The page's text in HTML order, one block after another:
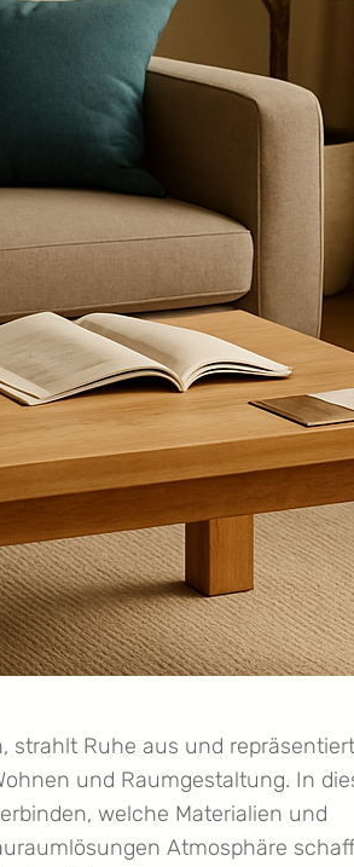
strahlt Ruhe aus und repräsentiert
und Raumgestaltung. In
welche Materialien und
Atmosphäre